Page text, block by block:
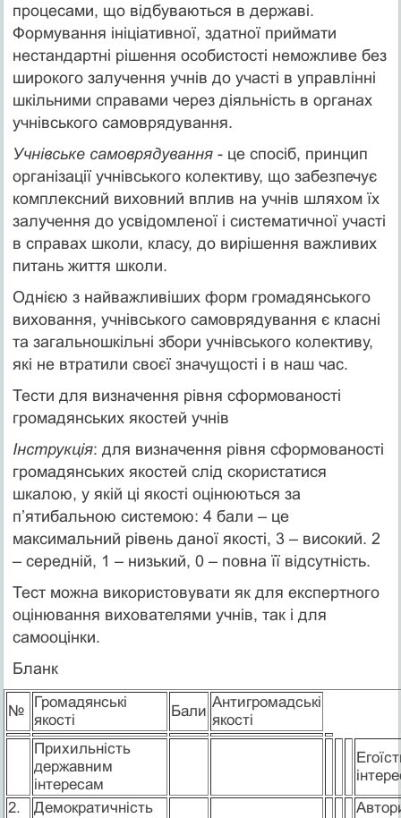
процесами, що відбуваються в державі.
Формування ініціативної, здатної приймати
нестандартні рішення особистості неможливе без
широкого залучення учнів до участі в управлінні
шкільними справами через діяльність в органах
учнівського самоврядування.
Учнівське самоврядування- це спосіб, принцип
організації учнівського колективу, що забезпечує
комплексний виховний вплив на учнів шляхом їх
залучення до усвідомленої і систематичної участі
в справах школи, класу, до вирішення важливих
питань життя школи.
Однією з найважливіших форм громадянського
виховання, учнівського самоврядування є класні
та загальношкільні збори учнівського колективу,
які не втратили своєї значущості і в наш час.
Тести для визначення рівня сформованості
громадянських якостей учнів
Інструкція: для визначення рівня сформованості
громадянських якостей слід скористатися
шкалою, у якій ці якості оцінюються за
п’ятибальною системою: 4 бали – це
максимальний рівень даної якості, 3 – високий. 2
– середній, 1 – низький, 0 – повна її відсутність.
Тест можна використовувати як для експертного
оцінювання вихователями учнів, так і для
самооцінки.
Бланк
№
Громадянські
якості
Бали
Антигромадські
якості
Прихильність
державним
інтересам
2.
Демократичність